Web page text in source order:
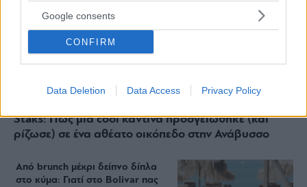
Google consents
CONFIRM
Data Deletion Data Access Privacy Policy
Staks: Πώς μια cool καντίνα προσγειώθηκε (και
ρίζωσε) σε ένα αθέατο οικόπεδο στην Ανάβυσσο
Από brunch μέχρι δείπνο δίπλα
στο κύμα: Γιατί στο Bolivar πας